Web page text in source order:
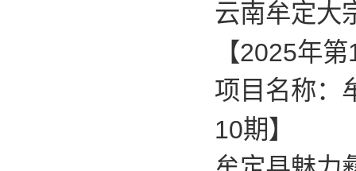
云南牟定大
【2025年
项目名称：
10期】